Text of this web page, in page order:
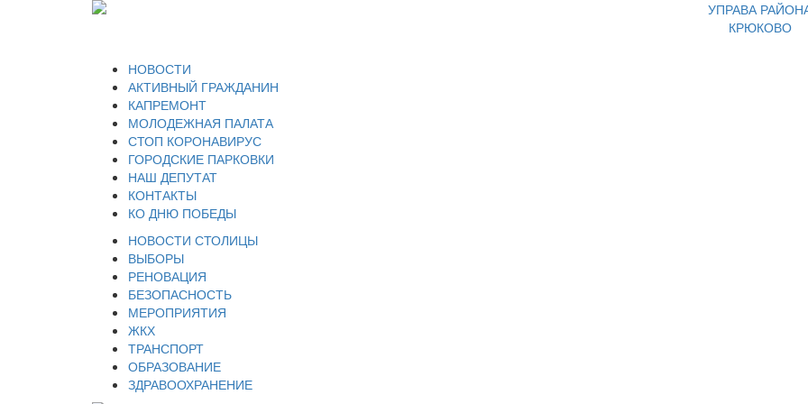
УПРАВА
КРЮКОВО
НОВОСТИ
АКТИВНЫЙ ГРАЖДАНИН
КАПРЕМОНТ
МОЛОДЕЖНАЯ ПАЛАТА
СТОП КОРОНАВИРУС
ГОРОДСКИЕ ПАРКОВКИ
НАШ ДЕПУТАТ
КОНТАКТЫ
КО ДНЮ ПОБЕДЫ
НОВОСТИ СТОЛИЦЫ
ВЫБОРЫ
РЕНОВАЦИЯ
БЕЗОПАСНОСТЬ
МЕРОПРИЯТИЯ
ЖКХ
ТРАНСПОРТ
ОБРАЗОВАНИЕ
ЗДРАВООХРАНЕНИЕ